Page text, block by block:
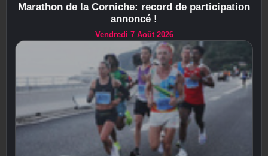
Marathon de la Corniche: record de participation
annoncé !
Vendredi 7 Août 2026